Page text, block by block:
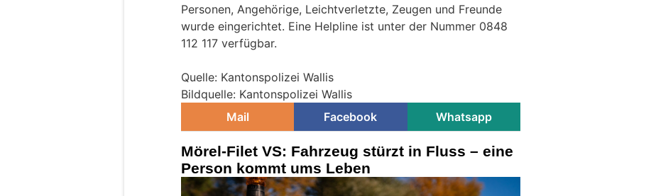
Personen, Angehörige, Leichtverletzte, Zeugen und Freunde
wurde eingerichtet. Eine Helpline ist unter der Nummer 0848
112 117 verfügbar.
Quelle: Kantonspolizei Wallis
Bildquelle: Kantonspolizei Wallis
Mail
Facebook Whatsapp
Mörel-Filet VS: Fahrzeug stürzt in Fluss – eine
Person kommt ums Leben